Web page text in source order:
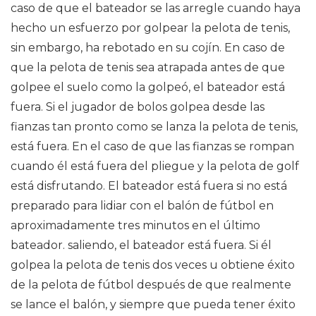
caso de que el bateador se las arregle cuando haya
hecho un esfuerzo por golpear la pelota de tenis,
sin embargo, ha rebotado en su cojín. En caso de
que la pelota de tenis sea atrapada antes de que
golpee el suelo como la golpeó, el bateador está
fuera. Si el jugador de bolos golpea desde las
fianzas tan pronto como se lanza la pelota de tenis,
está fuera. En el caso de que las fianzas se rompan
cuando él está fuera del pliegue y la pelota de golf
está disfrutando. El bateador está fuera si no está
preparado para lidiar con el balón de fútbol en
aproximadamente tres minutos en el último
bateador. saliendo, el bateador está fuera. Si él
golpea la pelota de tenis dos veces u obtiene éxito
de la pelota de fútbol después de que realmente
se lance el balón, y siempre que pueda tener éxito